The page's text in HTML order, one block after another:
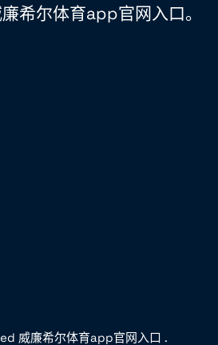
希尔体育app官网入口。
威廉希尔体育app官网入口 .